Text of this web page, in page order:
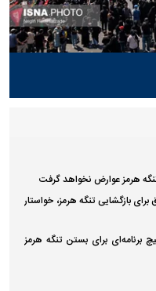
تنگه هرمز عوارض نخواهد گرفت
بازگشایی تنگه هرمز، خواستار
برنامه‌ای برای بستن تنگه هرمز